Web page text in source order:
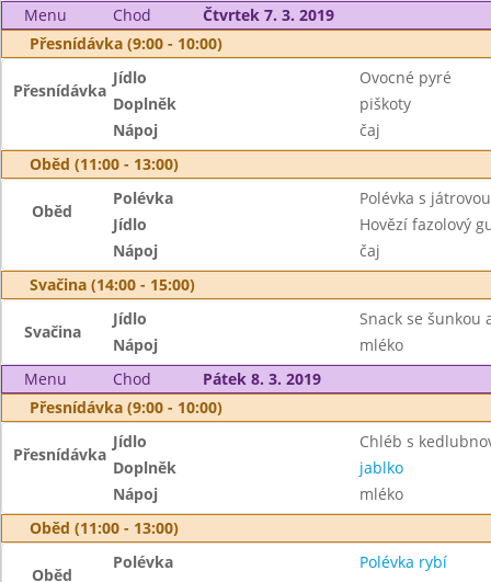
Menu
Chod
Čtvrtek 7. 3. 2019
Přesnídávka (9:00 - 10:00)
Přesnídávka
Jídlo
Ovocné pyré
Doplněk
piškoty
Nápoj
čaj
Oběd (11:00 - 13:00)
Oběd
Polévka
Polévka s
Jídlo
Hovězí fazolový
Nápoj
čaj
Svačina (14:00 - 15:00)
Svačina
Jídlo
Snack se šunkou
Nápoj
mléko
Menu
Chod
Pátek 8. 3. 2019
Přesnídávka (9:00 - 10:00)
Přesnídávka
Jídlo
Chléb s
Doplněk
jablko
Nápoj
mléko
Oběd (11:00 - 13:00)
Oběd
Polévka
Polévka rybí